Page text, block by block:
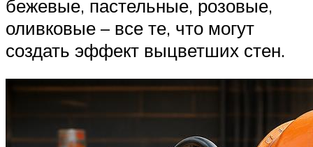
бежевые, пастельные, розовые,
оливковые – все те, что могут
создать эффект выцветших стен.